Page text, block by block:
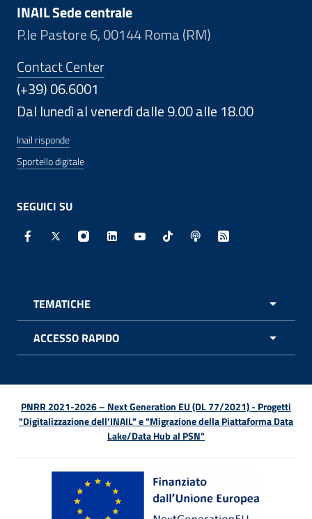
INAIL Sede centrale
P.le Pastore 6, 00144 Roma (RM)
Contact Center
(+39) 06.6001
Dal lunedì al venerdì dalle 9.00 alle 18.00
Inail risponde
Sportello digitale
SEGUICI SU
Facebook - Sito esterno - Apertura in nuova finestra
X - Sito esterno - Apertura in nuova finestra
Instagram - Sito esterno - Apertura in
Linkedin - Sito esterno - Apertura in
Youtube - Sito esterno -
TikTok - Sito esterno -
Spreaker - Sito
Feed RSS -
TEMATICHE
ACCESSO RAPIDO
PNRR 2021-2026 – Next Generation EU (DL 77/2021) - Progetti
"Digitalizzazione dell’INAIL" e "Migrazione della Piattaforma Data
Lake/Data Hub al PSN"